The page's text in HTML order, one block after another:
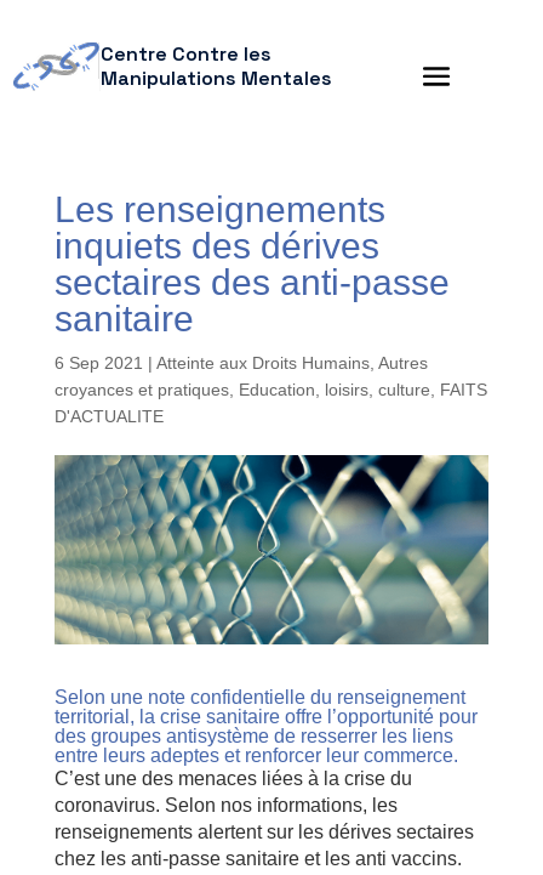
Centre Contre les
Manipulations Mentales
Les renseignements
inquiets des dérives
sectaires des anti-passe
sanitaire
6 Sep 2021 | Atteinte aux Droits Humains, Autres
croyances et pratiques, Education, loisirs, culture
FAITS
D'ACTUALITE
Selon une note confidentielle du renseignement
territorial, la crise sanitaire offre l’opportunité pour
des groupes antisystème de resserrer les liens
entre leurs adeptes et renforcer leur commerce.
C’est une des menaces liées à la crise du
coronavirus. Selon nos informations, les
renseignements alertent sur les dérives sectaires
chez les anti-passe sanitaire et les anti vaccins.